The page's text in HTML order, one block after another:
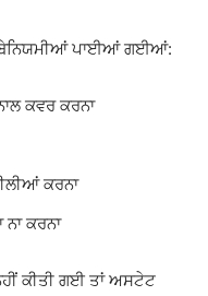
ਬੇਨਿਯਮੀਆਂ ਪਾਈਆਂ ਗਈਆਂ:
ਕਵਰ ਕਰਨਾ
ਕਰਨਾ
ਕਰਨਾ
ਕੀਤੀ ਗਈ ਤਾਂ ਅਸਟੇਟ